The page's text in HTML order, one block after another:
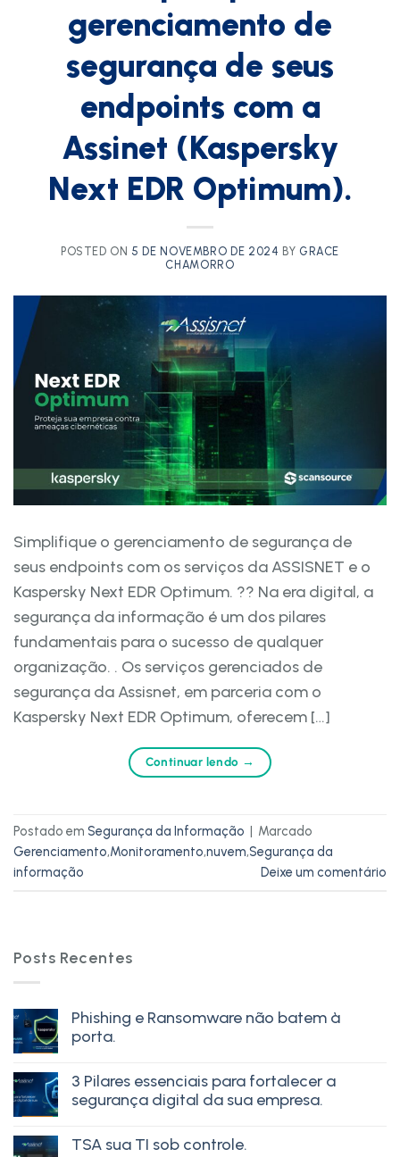
gerenciamento de
segurança de seus
endpoints com a
Assinet (Kaspersky
Next EDR Optimum).
POSTED ON 5 DE NOVEMBRO DE 2024 BY GRACE
CHAMORRO
Simplifique o gerenciamento de segurança de
seus endpoints com os serviços da ASSISNET e o
Kaspersky Next EDR Optimum. ?? Na era digital, a
segurança da informação é um dos pilares
fundamentais para o sucesso de qualquer
organização. . Os serviços gerenciados de
segurança da Assisnet, em parceria com o
Kaspersky Next EDR Optimum, oferecem […]
Continuar lendo →
Postado em Segurança da Informação | Marcado
Gerenciamento,Monitoramento,nuvem,Segurança da
informação
Deixe um comentário
Posts Recentes
Phishing e Ransomware não batem à
porta.
3 Pilares essenciais para fortalecer a
segurança digital da sua empresa.
TSA sua TI sob controle.